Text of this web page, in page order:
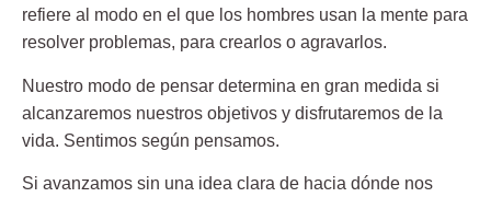
refiere al modo en el que los hombres usan la mente para
resolver problemas, para crearlos o agravarlos.
Nuestro modo de pensar determina en gran medida si
alcanzaremos nuestros objetivos y disfrutaremos de la
vida. Sentimos según pensamos.
Si avanzamos sin una idea clara de hacia dónde nos